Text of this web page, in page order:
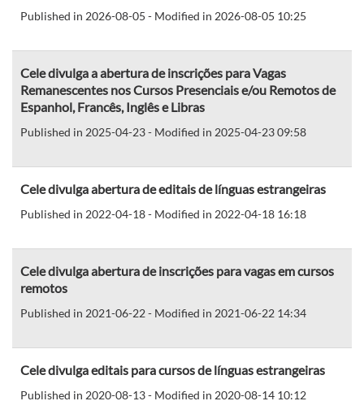
Published in 2026-08-05 - Modified in 2026-08-05 10:25
Cele divulga a abertura de inscrições para Vagas
Remanescentes nos Cursos Presenciais e/ou Remotos de
Espanhol, Francês, Inglês e Libras
Published in 2025-04-23 - Modified in 2025-04-23 09:58
Cele divulga abertura de editais de línguas estrangeiras
Published in 2022-04-18 - Modified in 2022-04-18 16:18
Cele divulga abertura de inscrições para vagas em cursos
remotos
Published in 2021-06-22 - Modified in 2021-06-22 14:34
Cele divulga editais para cursos de línguas estrangeiras
Published in 2020-08-13 - Modified in 2020-08-14 10:12